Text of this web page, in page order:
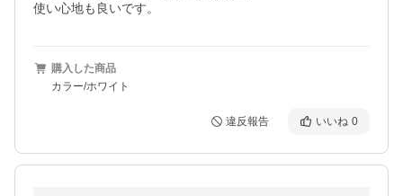
使い心地も良いです。
購入した商品
カラー/ホワイト
違反報告 いいね 0